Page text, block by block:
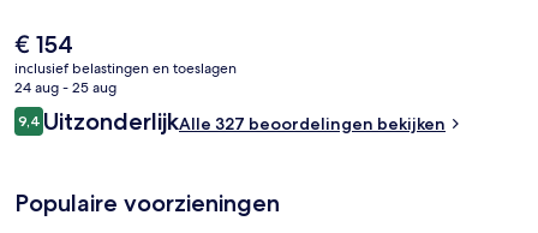
Underground Station ligt op 5 minuten en Chalk Farm Underground
Station op 12 minuten loopafstand.
De
huidige
prijs
is
€ 154
€ 154
inclusief belastingen en toeslagen
24 aug - 25 aug
Beoordelingen
9,49,4 op 10 –
UitzonderlijkAlle 327 beoordelingen bekijken
Populaire voorzieningen